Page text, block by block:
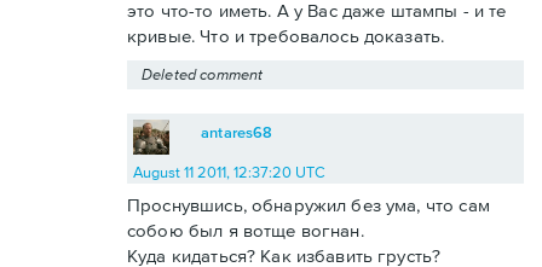
это что-то иметь. А у Вас даже штампы - и те
кривые. Что и требовалось доказать.
Deleted comment
antares68
August 11 2011, 12:37:20 UTC
Проснувшись, обнаружил без ума, что сам
собою был я вотще вогнан.
Куда кидаться? Как избавить грусть?